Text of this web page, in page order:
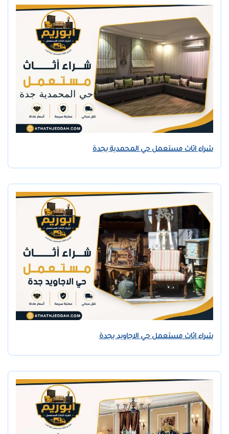
شراء اثاث مستعمل حي المحمدية بجدة
شراء اثاث مستعمل حي الاجاويد بجدة